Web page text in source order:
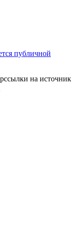
публичной
на источник